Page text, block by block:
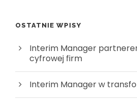
OSTATNIE WPISY
Interim Manager
cyfrowej firm
Interim Manager w